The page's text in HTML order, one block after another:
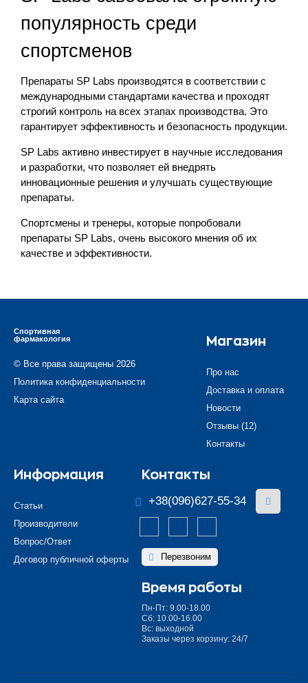
популярность среди
спортсменов
Препараты SP Labs производятся в соответствии с
международными стандартами качества и проходят
строгий контроль на всех этапах производства. Это
гарантирует эффективность и безопасность продукции.
SP Labs активно инвестирует в научные исследования
и разработки, что позволяет ей внедрять
инновационные решения и улучшать существующие
препараты.
Спортсмены и тренеры, которые попробовали
препараты SP Labs, очень высокого мнения об их
качестве и эффективности.
Спортивная
фармакология
© Все права защищены 2026
Политика конфиденциальности
Карта сайта
Магазин
Про нас
Доставка и оплата
Новости
Отзывы (12)
Контакты
Информация
Статьи
Производители
Вопрос/Ответ
Договор публичной оферты
Контакты
+38(096)627-55-34
Перезвоним
Время работы
Пн-Пт: 9.00-18.00
Сб: 10.00-16.00
Вс: выходной
Заказы через корзину: 24/7